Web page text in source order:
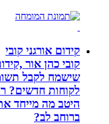
קידום אורגני קובי
קובי כהן אור ,קידום
שישמח לקבל תשומת
לקוחות חדשים? רוצים
היטב מה מייחד את
ברוחב לב?